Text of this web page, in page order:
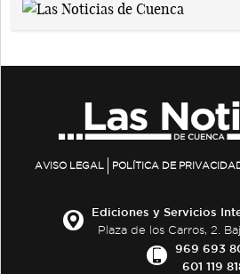
AVISO LEGAL POLÍTICA DE
Ediciones y Servicios
Plaza de los Carros, 2.
969 693
601 119